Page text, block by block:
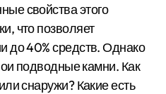
свойства этого
что позволяет
до 40% средств. Однако
подводные камни. Как
снаружи? Какие есть